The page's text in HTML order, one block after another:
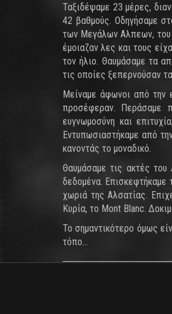
Ταξιδέψαμε 23 μέρες,
42 βαθμούς. Οδηγήσαμε
των Μεγάλων Αλπεων, του
έμοιαζαν λες και τους
τον ήλιο. Θαυμάσαμε τα
τις οποίες ξεπερνούσαν
Μείναμε άφωνοι από την
προσέφεραν. Περάσαμε
ευγνωμοσύνη και
Εντυπωσιαστήκαμε από
κανοντάς το μοναδικό.
Θαυμάσαμε τις ακτές του
δεδομένα. Επισκεφτήκαμε
χωριά της Αλσατίας.
Κυρία, το Mont Blanc.
Το σημαντικότερο όμως
τόπο...